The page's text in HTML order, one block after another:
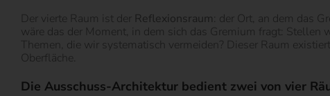
Der vierte Raum ist der Reflexionsraum: der Ort, an dem das
wäre das der Moment, in dem sich das Gremium fragt: Stellen
Themen, die wir systematisch vermeiden? Dieser Raum
Oberfläche.
Die Ausschuss-Architektur bedient zwei von vier